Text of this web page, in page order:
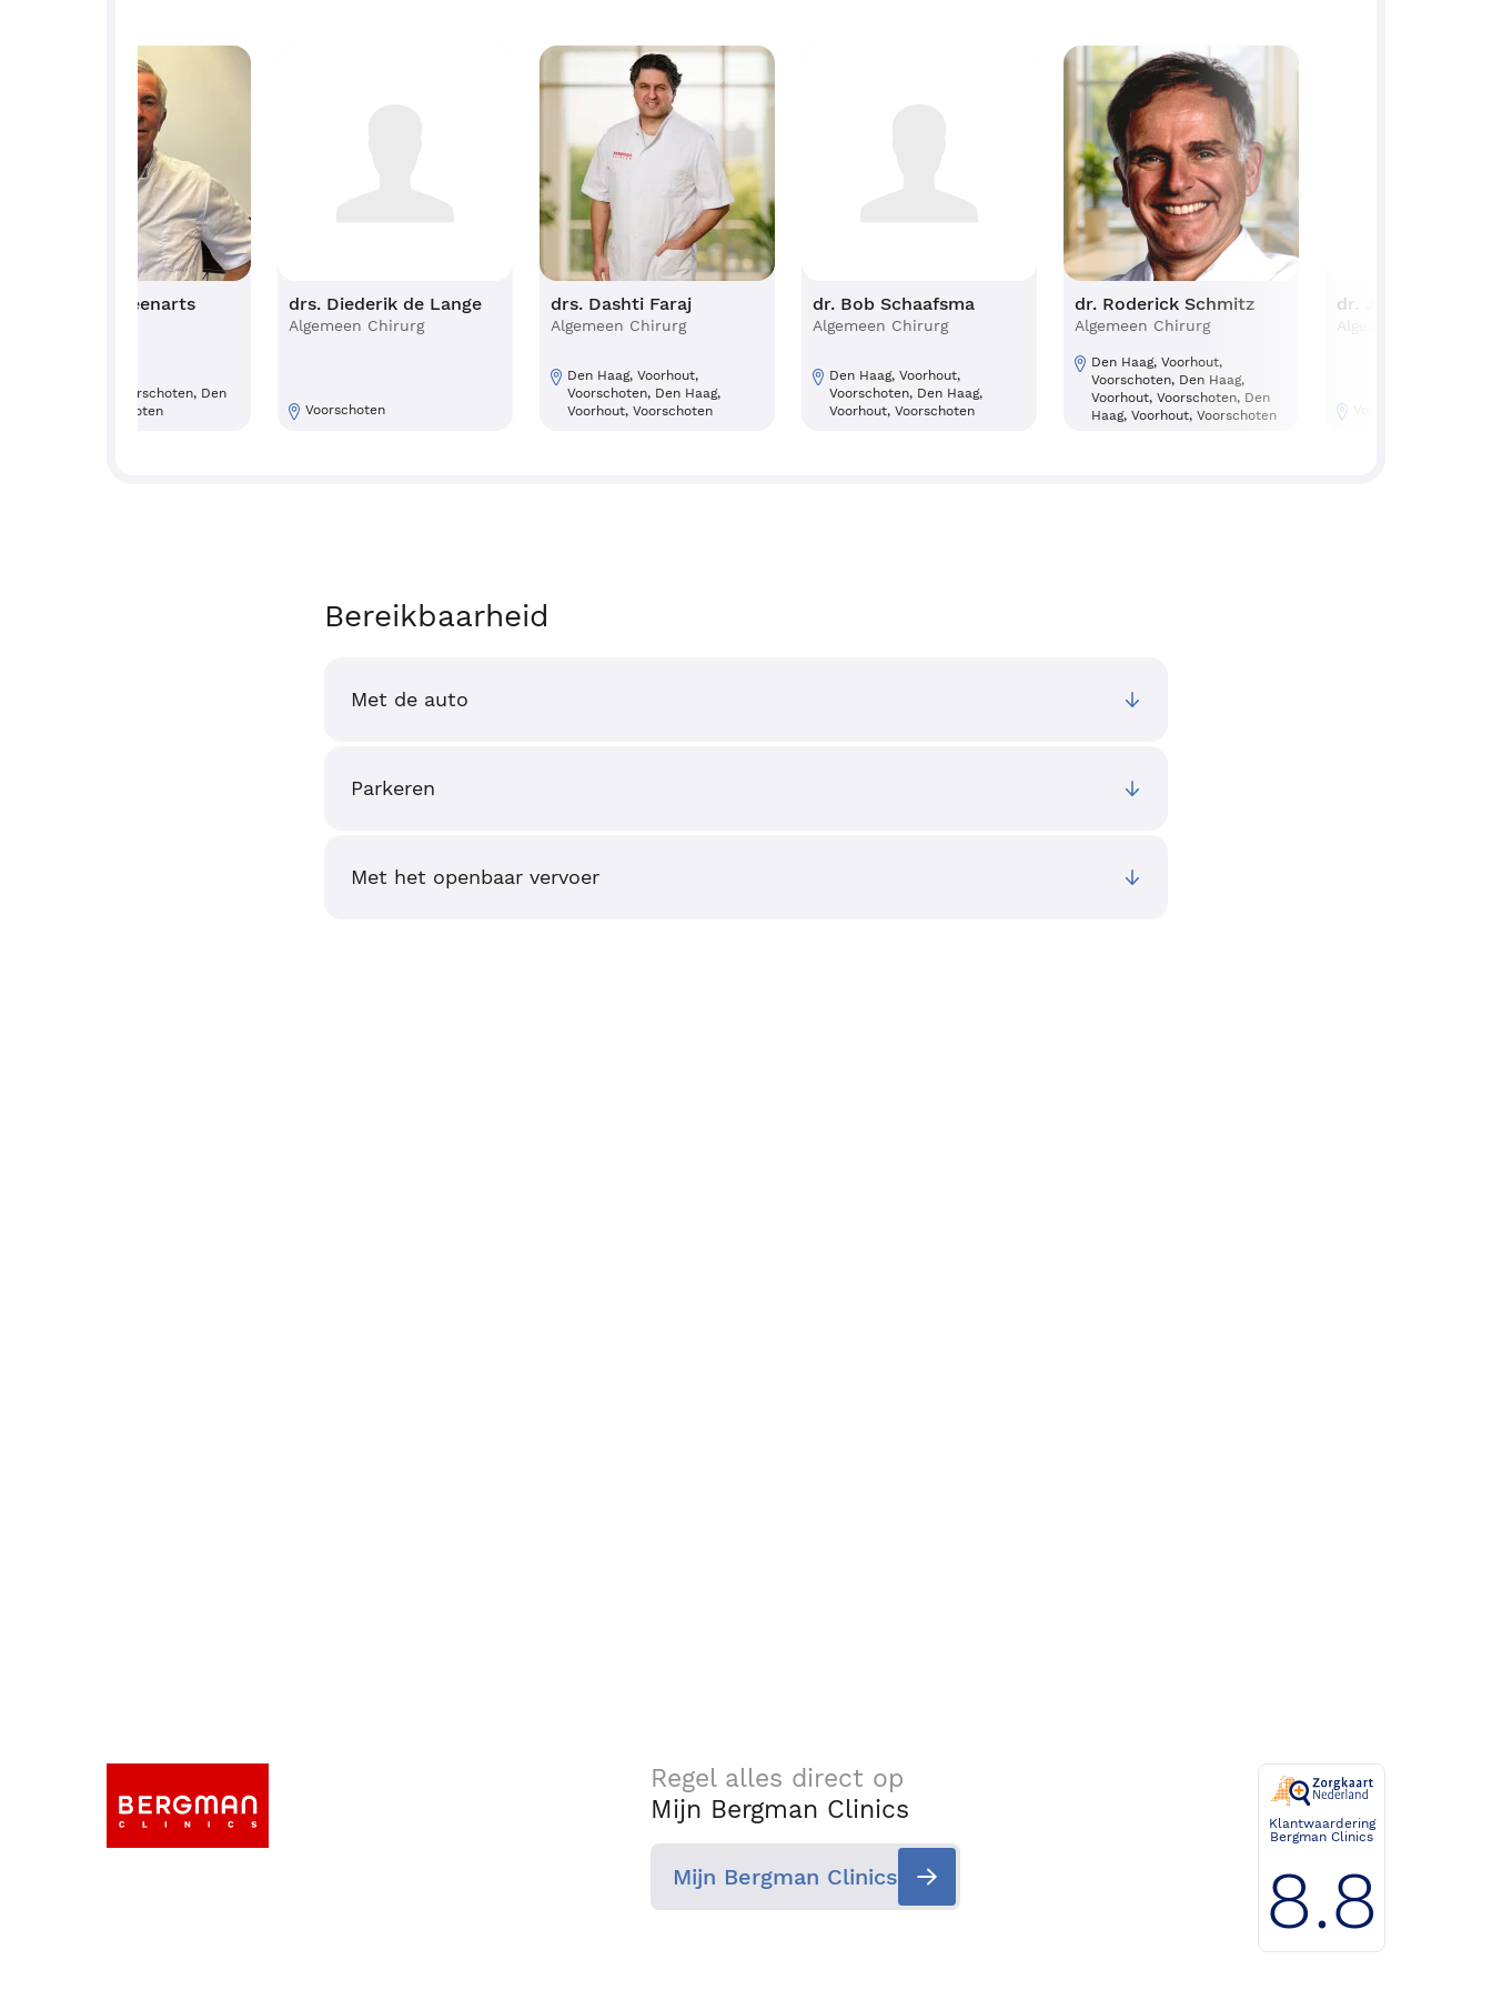
drs. Joost Leenarts
Den Haag, Voorschoten, Den
Haag, Voorschoten
drs. Diederik de Lange
Algemeen Chirurg
Voorschoten
drs. Dashti Faraj
Algemeen Chirurg
Den Haag, Voorhout,
Voorschoten, Den Haag,
Voorhout, Voorschoten
dr. Bob Schaafsma
Algemeen Chirurg
Den Haag, Voorhout,
Voorschoten, Den Haag,
Voorhout, Voorschoten
dr. Roderick Schmitz
Algemeen Chirurg
Den Haag, Voorhout,
Voorschoten, Den Haag,
Voorhout, Voorschoten, Den
Haag, Voorhout, Voorschoten
Bereikbaarheid
Met de auto
Parkeren
Met het openbaar vervoer
Regel alles direct op
Mijn Bergman Clinics
Mijn Bergman Clinics
Klantwaardering
Bergman Clinics
8.8